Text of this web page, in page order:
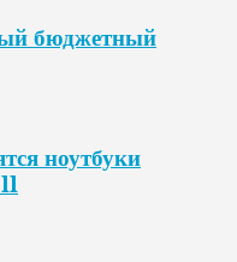
бюджетный
ноутбуки